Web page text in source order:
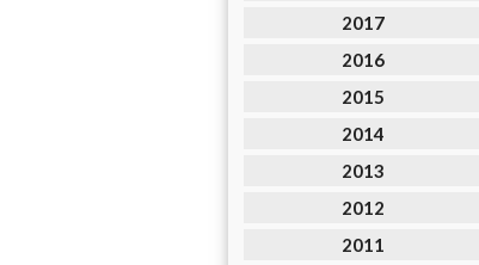
2017
2016
2015
2014
2013
2012
2011